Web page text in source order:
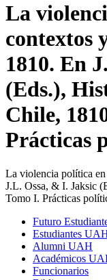
La
contextos
1810. En
(Eds.),
Chile,
Prácticas
La violencia política
J.L. Ossa, & I. Jaksic
Tomo I. Prácticas
Futuro
Estudiantes
Alumni UAH
Académicos
Funcionarios